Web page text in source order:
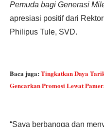
Pemuda bagi Generasi
apresiasi positif dari
Philipus Tule, SVD.
Baca juga: Tingkatkan Daya
Gencarkan Promosi Lewat
“Saya berbangga dan